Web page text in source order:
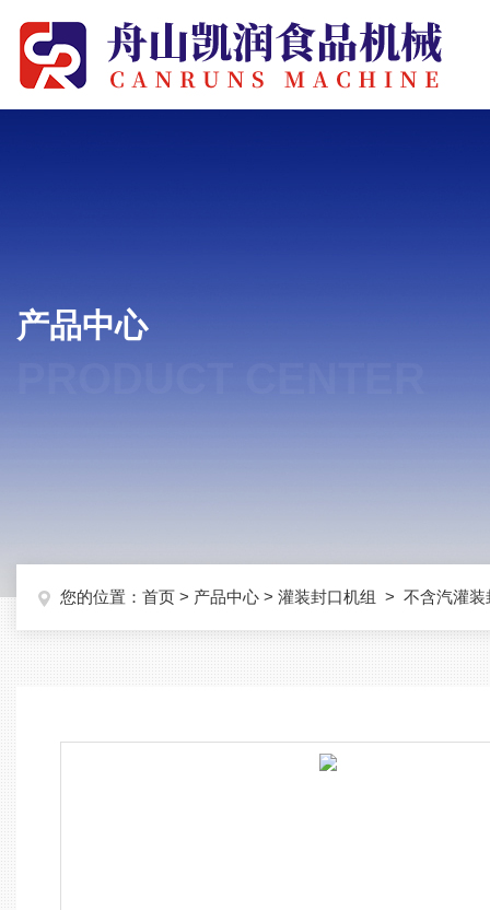
产品中心
您的位置： 首页 > 产品中心 > 灌装封口机组 > 不含汽灌装